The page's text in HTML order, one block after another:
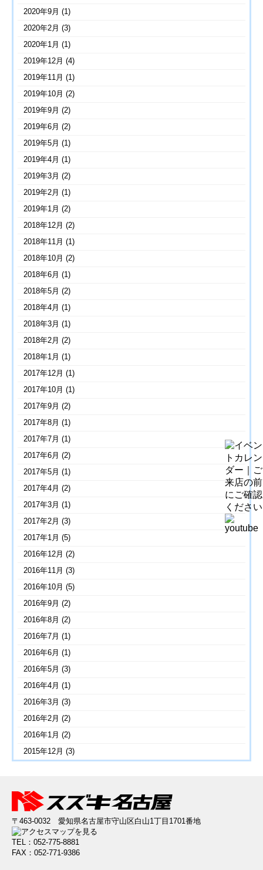
2020年9月 (1)
2020年2月 (3)
2020年1月 (1)
2019年12月 (4)
2019年11月 (1)
2019年10月 (2)
2019年9月 (2)
2019年6月 (2)
2019年5月 (1)
2019年4月 (1)
2019年3月 (2)
2019年2月 (1)
2019年1月 (2)
2018年12月 (2)
2018年11月 (1)
2018年10月 (2)
2018年6月 (1)
2018年5月 (2)
2018年4月 (1)
2018年3月 (1)
2018年2月 (2)
2018年1月 (1)
2017年12月 (1)
2017年10月 (1)
2017年9月 (2)
2017年8月 (1)
2017年7月 (1)
2017年6月 (2)
2017年5月 (1)
2017年4月 (2)
2017年3月 (1)
2017年2月 (3)
2017年1月 (5)
2016年12月 (2)
2016年11月 (3)
2016年10月 (5)
2016年9月 (2)
2016年8月 (2)
2016年7月 (1)
2016年6月 (1)
2016年5月 (3)
2016年4月 (1)
2016年3月 (3)
2016年2月 (2)
2016年1月 (2)
2015年12月 (3)
〒463-0032 愛知県名古屋市守山区白山1丁目1701番地
TEL：052-775-8881
FAX：052-771-9386